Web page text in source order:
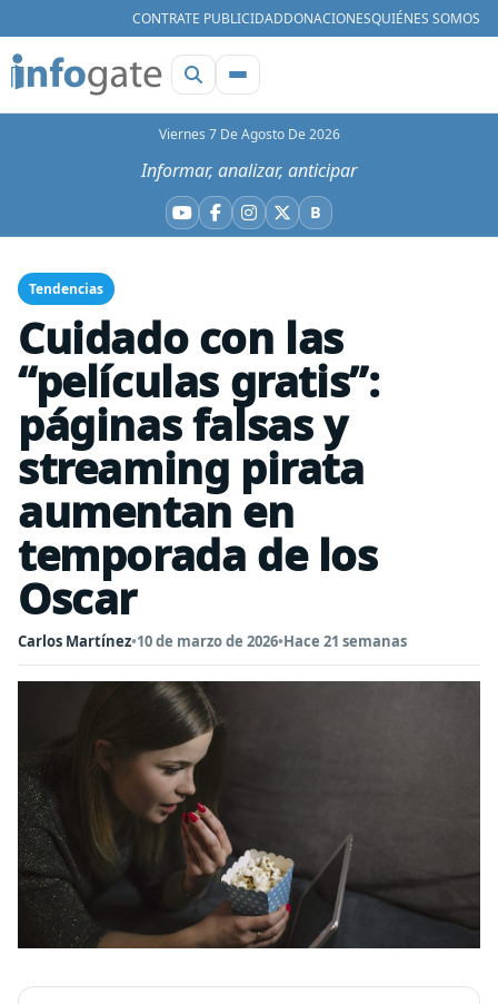
CONTRATE PUBLICIDADDONACIONESQUIÉNES SOMOS
Viernes 7 De Agosto De 2026
Informar, analizar, anticipar
YouTube
Facebook
Instagram
X BBluesky
Tendencias
Cuidado con las
“películas gratis”:
páginas falsas y
streaming pirata
aumentan en
temporada de los
Oscar
Carlos Martínez•10 de marzo de 2026•Hace 21 semanas